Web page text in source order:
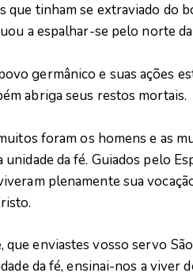
que tinham se extraviado do
a espalhar-se pelo norte
germânico e suas ações
abriga seus restos mortais.
foram os homens e as
unidade da fé. Guiados pelo
plenamente sua
que enviastes vosso servo
da fé, ensinai-nos a viver